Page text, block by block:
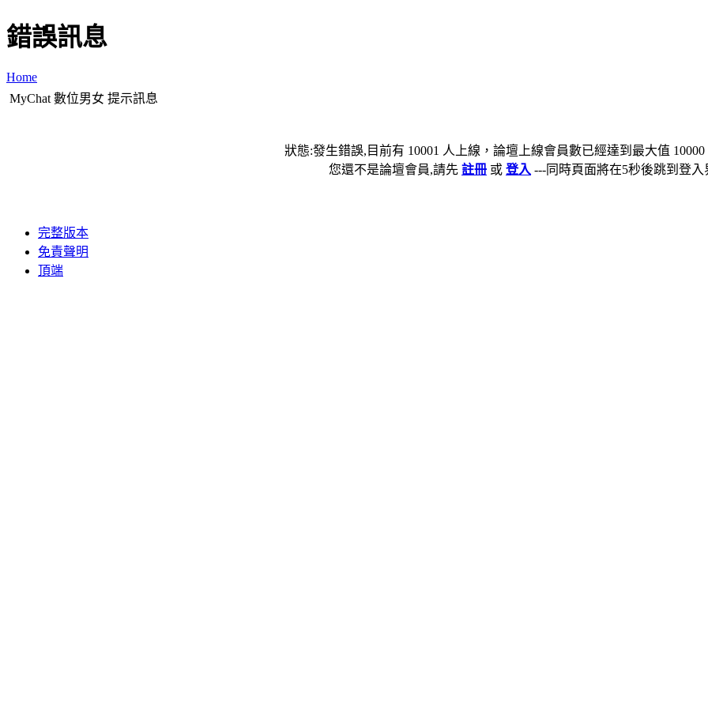
錯誤訊息
Home
MyChat 數位男女 提示訊息
狀態:發生錯誤,目前有 10001 人上線，論壇上線會員數已經達到最大值
您還不是論壇會員,請先 註冊 或 登入 ---同時頁面將在5秒後跳到登入
完整版本
免責聲明
頂端